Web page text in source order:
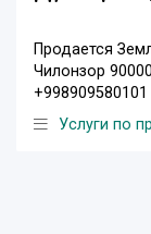
Продается
Чилонзор
+998909580101
Услуги по